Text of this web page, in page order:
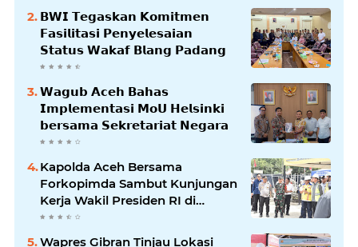
𝗕𝗪𝗜 𝗧𝗲𝗴𝗮𝘀𝗸𝗮𝗻 𝗞𝗼𝗺𝗶𝘁𝗺𝗲𝗻
𝗙𝗮𝘀𝗶𝗹𝗶𝘁𝗮𝘀𝗶 𝗣𝗲𝗻𝘆𝗲𝗹𝗲𝘀𝗮𝗶𝗮𝗻
𝗦𝘁𝗮𝘁𝘂𝘀 𝗪𝗮𝗸𝗮𝗳 𝗕𝗹𝗮𝗻𝗴 𝗣𝗮𝗱𝗮𝗻𝗴
𝗪𝗮𝗴𝘂𝗯 𝗔𝗰𝗲𝗵 𝗕𝗮𝗵𝗮𝘀
𝗜𝗺𝗽𝗹𝗲𝗺𝗲𝗻𝘁𝗮𝘀𝗶 𝗠𝗼𝗨 𝗛𝗲𝗹𝘀𝗶𝗻𝗸𝗶
𝗯𝗲𝗿𝘀𝗮𝗺𝗮 𝗦𝗲𝗸𝗿𝗲𝘁𝗮𝗿𝗶𝗮𝘁 𝗡𝗲𝗴𝗮𝗿𝗮
Kapolda Aceh Bersama
Forkopimda Sambut Kunjungan
Kerja Wakil Presiden RI di
Kabupaten Bireuen
Wapres Gibran Tinjau Lokasi